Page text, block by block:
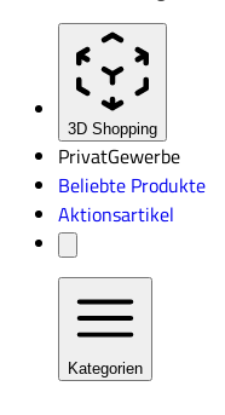
3D Shopping
PrivatGewerbe
Beliebte Produkte
Aktionsartikel
Kategorien